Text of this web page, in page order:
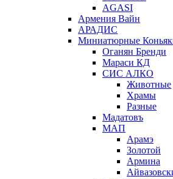
AGASI
Армения Вайн
АРАДИС
Миниатюрные
Оганян Бренди
Мараси КД
СИС АЛКО
Животные
Храмы
Разные
Мадатовъ
МАП
Арамэ
Золотой
Армина